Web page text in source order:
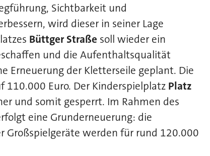
Sichtbarkeit und
wird dieser in seiner Lage
Büttger Straße soll wieder ein
und die Aufenthaltsqualität
Erneuerung der Kletterseile geplant. Die
110.000 Euro. Der Kinderspielplatz Platz
und somit gesperrt. Im Rahmen des
eine Grunderneuerung: die
Großspielgeräte werden für rund 120.000